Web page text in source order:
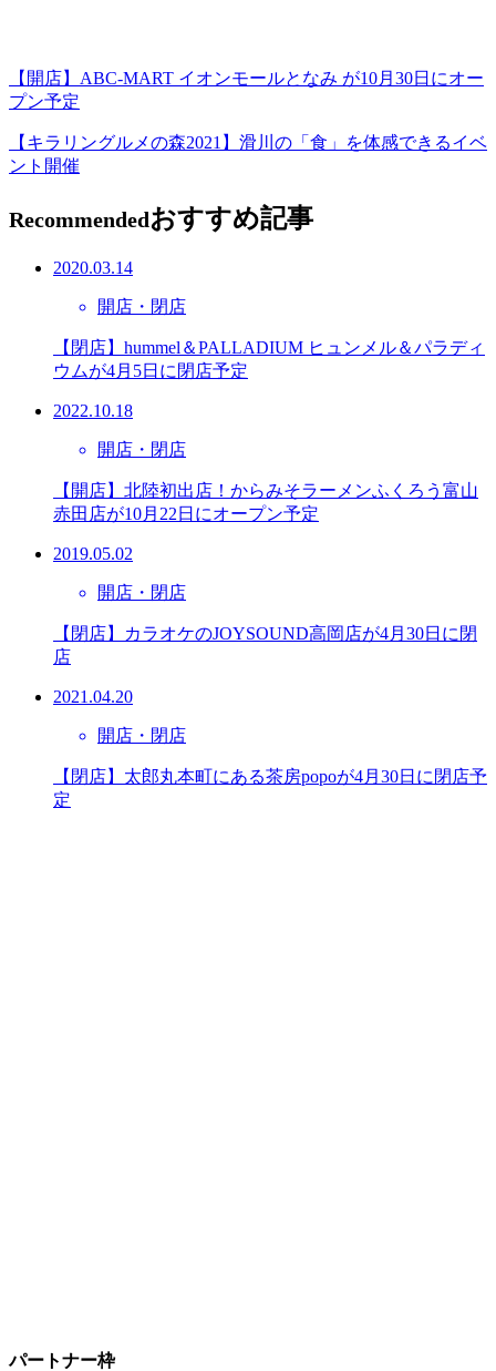
【開店】ABC-MART イオンモールとなみ が10月30日にオー
プン予定
【キラリングルメの森2021】滑川の「食」を体感できるイベ
ント開催
Recommendedおすすめ記事
2020.03.14
開店・閉店
【閉店】hummel＆PALLADIUM ヒュンメル＆パラディ
ウムが4月5日に閉店予定
2022.10.18
開店・閉店
【開店】北陸初出店！からみそラーメンふくろう富山
赤田店が10月22日にオープン予定
2019.05.02
開店・閉店
【閉店】カラオケのJOYSOUND高岡店が4月30日に閉
店
2021.04.20
開店・閉店
【閉店】太郎丸本町にある茶房popoが4月30日に閉店予
定
パートナー枠